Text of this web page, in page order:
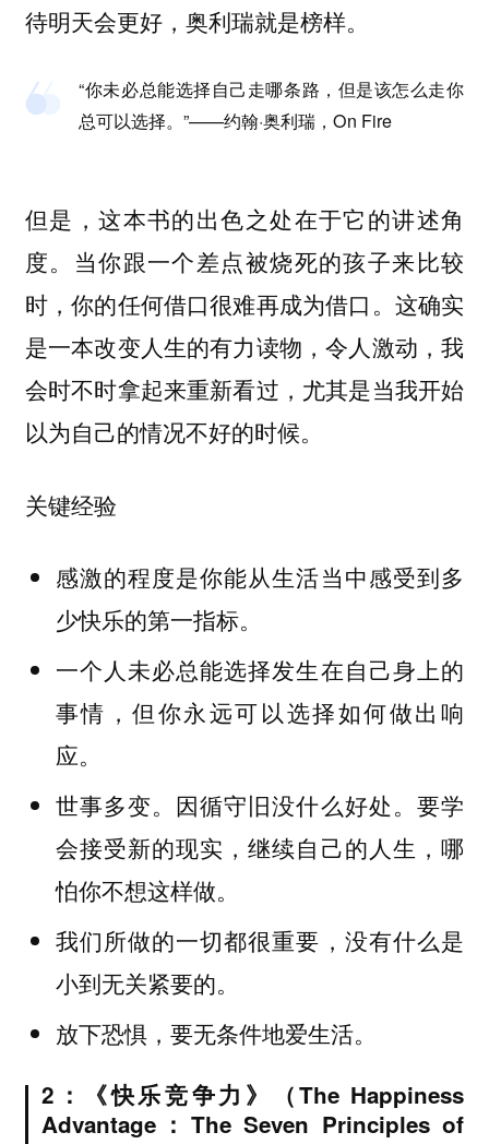
待明天会更好，奥利瑞就是榜样。
“你未必总能选择自己走哪条路，但是该怎么走你
总可以选择。”——约翰·奥利瑞，On Fire
但是，这本书的出色之处在于它的讲述角
度。当你跟一个差点被烧死的孩子来比较
时，你的任何借口很难再成为借口。这确实
是一本改变人生的有力读物，令人激动，我
会时不时拿起来重新看过，尤其是当我开始
以为自己的情况不好的时候。
关键经验
感激的程度是你能从生活当中感受到多
少快乐的第一指标。
一个人未必总能选择发生在自己身上的
事情，但你永远可以选择如何做出响
应。
世事多变。因循守旧没什么好处。要学
会接受新的现实，继续自己的人生，哪
怕你不想这样做。
我们所做的一切都很重要，没有什么是
小到无关紧要的。
放下恐惧，要无条件地爱生活。
2：《快乐竞争力》（The Happiness
Advantage：The Seven Principles of